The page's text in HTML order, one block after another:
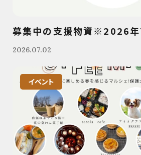
募集中の支援物資※2026
2026.07.02
イベント